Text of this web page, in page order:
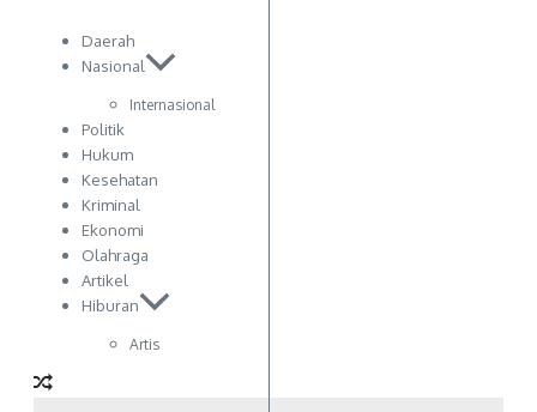
Daerah
Nasional
Internasional
Politik
Hukum
Kesehatan
Kriminal
Ekonomi
Olahraga
Artikel
Hiburan
Artis